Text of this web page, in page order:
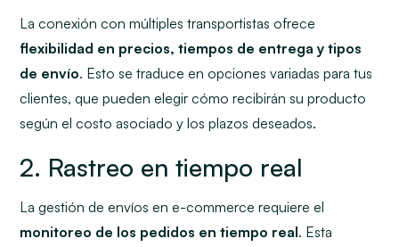
La conexión con múltiples transportistas ofrece
flexibilidad en precios, tiempos de entrega y tipos
de envío. Esto se traduce en opciones variadas para tus
clientes, que pueden elegir cómo recibirán su producto
según el costo asociado y los plazos deseados.
2. Rastreo en tiempo real
La gestión de envíos en e-commerce requiere el
monitoreo de los pedidos en tiempo real. Esta